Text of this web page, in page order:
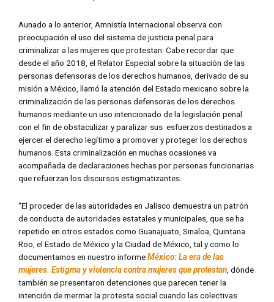
Aunado a lo anterior, Amnistía Internacional observa con
preocupación el uso del sistema de justicia penal para
criminalizar a las mujeres que protestan. Cabe recordar que
desde el año 2018, el Relator Especial sobre la situación de las
personas defensoras de los derechos humanos, derivado de su
misión a México, llamó la atención del Estado mexicano sobre la
criminalización de las personas defensoras de los derechos
humanos mediante un uso intencionado de la legislación penal
con el fin de obstaculizar y paralizar sus esfuerzos destinados a
ejercer el derecho legítimo a promover y proteger los derechos
humanos. Esta criminalización en muchas ocasiones va
acompañada de declaraciones hechas por personas funcionarias
que refuerzan los discursos estigmatizantes.
“El proceder de las autoridades en Jalisco demuestra un patrón
de conducta de autoridades estatales y municipales, que se ha
repetido en otros estados como Guanajuato, Sinaloa, Quintana
Roo, el Estado de México y la Ciudad de México, tal y como lo
documentamos en nuestro informeMéxico: La era de las
mujeres. Estigma y violencia contra mujeres que protestan , dónde
también se presentaron detenciones que parecen tener la
intención de mermar la protesta social cuando las colectivas